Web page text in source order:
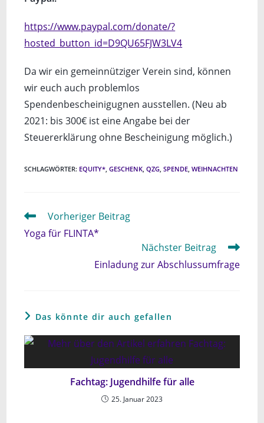
https://www.paypal.com/donate/?
hosted_button_id=D9QU65FJW3LV4
Da wir ein gemeinnütziger Verein sind, können
wir euch auch problemlos
Spendenbescheinigugnen ausstellen. (Neu ab
2021: bis 300€ ist eine Angabe bei der
Steuererklärung ohne Bescheinigung möglich.)
SCHLAGWÖRTER: EQUITY* GESCHENK QZG SPENDE WEIHNACHTEN
Weitere
ansehen
Vorheriger Beitrag
Yoga für FLINTA*
Nächster Beitrag
Einladung zur Abschlussumfrage
Das könnte dir auch gefallen
Fachtag: Jugendhilfe für alle
25. Januar 2023